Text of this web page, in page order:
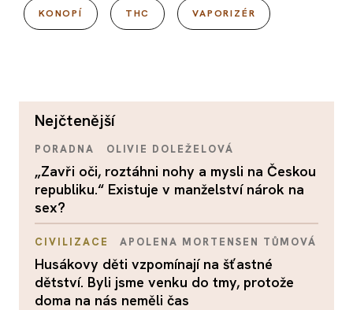
KONOPÍ THC VAPORIZÉR
nejčtenější
PORADNA OLIVIE DOLEŽELOVÁ
„Zavři oči, roztáhni nohy a mysli na Českou
republiku.“ Existuje v manželství nárok na
sex?
CIVILIZACE APOLENA MORTENSEN TŮMOVÁ
Husákovy děti vzpomínají na šťastné
dětství. Byli jsme venku do tmy, protože
doma na nás neměli čas